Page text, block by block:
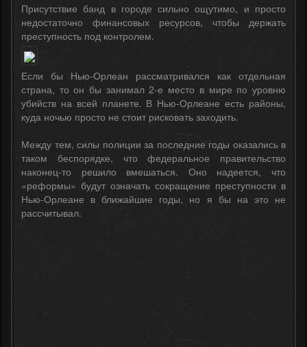
Присутствие банд в городе сильно ощутимо, и просто
недостаточно финансовых ресурсов, чтобы держать
преступность под контролем.
Если бы Нью-Орлеан рассматривался как отдельная
страна, то он бы занимал 2-е место в мире по уровню
убийств на всей планете. В Нью-Орлеане есть районы,
куда ночью просто не стоит рисковать заходить.
Между тем, силы полиции за последние годы оказались в
таком беспорядке, что федеральное правительство
наконец-то решило вмешаться. Оно надеется, что
«реформы» будут означать сокращение преступности в
Нью-Орлеане в ближайшие годы, но я бы на это не
рассчитывал.